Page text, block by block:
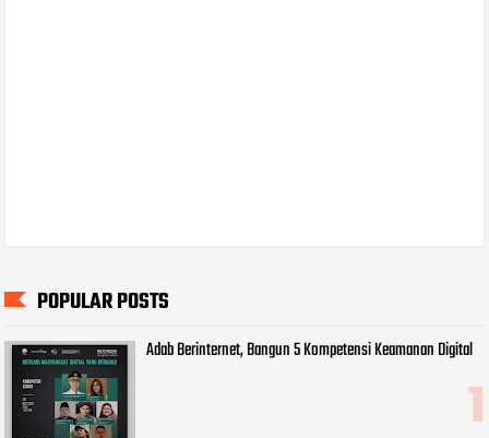
POPULAR POSTS
Adab Berinternet, Bangun 5 Kompetensi Keamanan Digital